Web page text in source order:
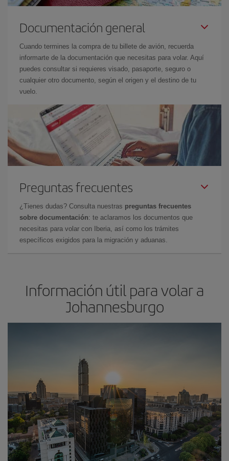
Documentación general
Cuando termines la compra de tu billete de avión, recuerda
informarte de la documentación que necesitas para volar. Aquí
puedes consultar si requieres visado, pasaporte, seguro o
cualquier otro documento, según el origen y el destino de tu
vuelo.
Preguntas frecuentes
¿Tienes dudas? Consulta nuestras preguntas frecuentes
sobre documentación: te aclaramos los documentos que
necesitas para volar con Iberia, así como los trámites
específicos exigidos para la migración y aduanas.
Información útil para volar a
Johannesburgo